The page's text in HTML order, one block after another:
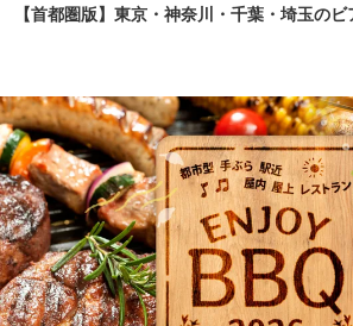
【首都圏版】東京・神奈川・千葉・埼玉の